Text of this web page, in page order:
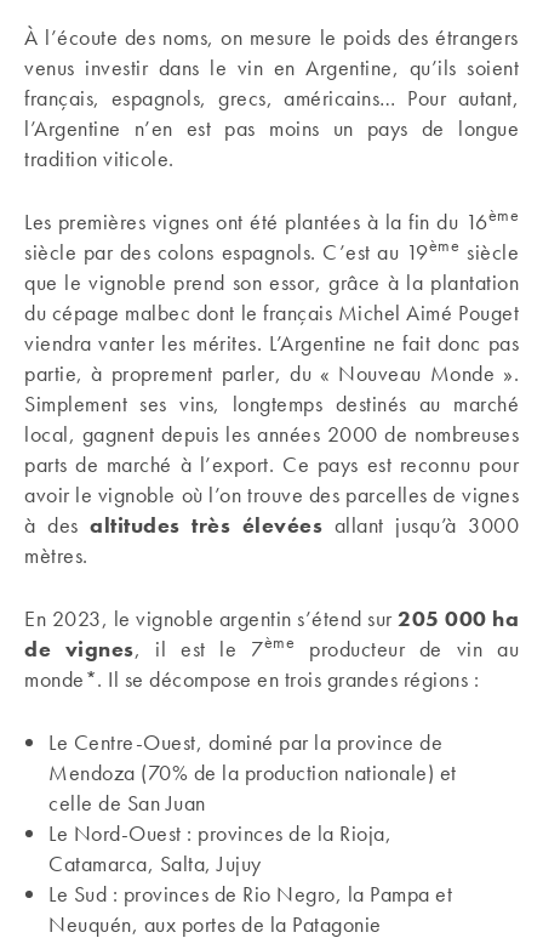
À l’écoute des noms, on mesure le poids des étrangers
venus investir dans le vin en Argentine, qu’ils soient
français, espagnols, grecs, américains… Pour autant,
l’Argentine n’en est pas moins un pays de longue
tradition viticole.
Les premières vignes ont été plantées à la fin du 16ème
siècle par des colons espagnols. C’est au 19ème siècle
que le vignoble prend son essor, grâce à la plantation
du cépage malbec dont le français Michel Aimé Pouget
viendra vanter les mérites. L’Argentine ne fait donc pas
partie, à proprement parler, du « Nouveau Monde ».
Simplement ses vins, longtemps destinés au marché
local, gagnent depuis les années 2000 de nombreuses
parts de marché à l’export. Ce pays est reconnu pour
avoir le vignoble où l’on trouve des parcelles de vignes
à des altitudes très élevées allant jusqu’à 3000
mètres.
En 2023, le vignoble argentin s’étend sur 205 000 ha
de vignes, il est le 7ème
producteur de vin au
monde*. Il se décompose en trois grandes régions :
Le Centre-Ouest, dominé par la province de
Mendoza (70% de la production nationale) et
celle de San Juan
Le Nord-Ouest : provinces de la Rioja,
Catamarca, Salta, Jujuy
Le Sud : provinces de Rio Negro, la Pampa et
Neuquén, aux portes de la Patagonie